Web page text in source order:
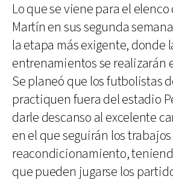
Lo que se viene para el
Martín en sus segunda
la etapa más exigente, donde
entrenamientos se realizarán
Se planeó que los futbolistas
practiquen fuera del estadio
darle descanso al excelente
en el que seguirán los
reacondicionamiento,
que pueden jugarse los